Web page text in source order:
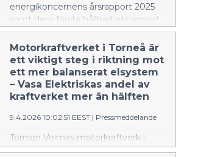
energikoncernens årsrapport 2025
samt dess första hållbarhetsrapport.
Motorkraftverket i Torneå är
ett viktigt steg i riktning mot
ett mer balanserat elsystem
– Vasa Elektriskas andel av
kraftverket mer än hälften
9.4.2026 10:02:51 EEST | Pressmeddelande
Tornion Voimas motorkraftverk i
Torneå togs i kommersiellt bruk den